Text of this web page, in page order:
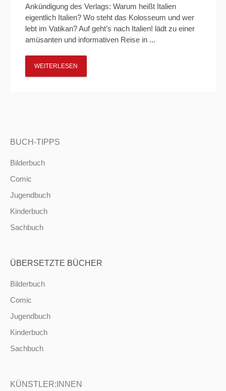
Ankündigung des Verlags: Warum heißt Italien
eigentlich Italien? Wo steht das Kolosseum und wer
lebt im Vatikan? Auf geht’s nach Italien! lädt zu einer
amüsanten und informativen Reise in ...
WEITERLESEN
BUCH-TIPPS
Bilderbuch
Comic
Jugendbuch
Kinderbuch
Sachbuch
ÜBERSETZTE BÜCHER
Bilderbuch
Comic
Jugendbuch
Kinderbuch
Sachbuch
KÜNSTLER:INNEN